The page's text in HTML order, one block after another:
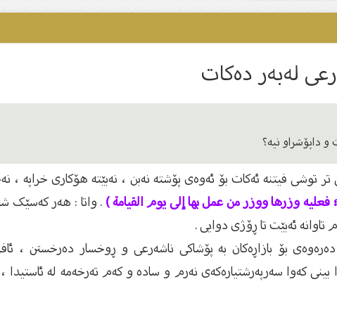
لەبەر دەکات
داپۆشراو نیە؟
توشی فیتنە ئەکات بۆ ئەوەی پۆشتە نەبن ، نەبێتە هۆکاری خراپە
وزرها ووزر من عمل بها إلی يوم القیامة ). واتا : هەر کەسێک
تاوانە ئەبێت تا ڕۆژی دوایی .
بۆ بازاڕەکان بە پۆشاکی ناشەرعی و ڕوخسار دەرخستن ،
بینی کەوا سەرپەرشتیارەکەی نەرم و سادە و کەم تەرخەمە لە